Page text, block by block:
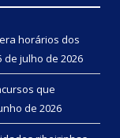
horários dos
de julho de 2026
que
de 2026